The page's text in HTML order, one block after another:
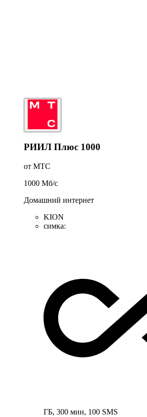
РИИЛ Плюс 1000
от МТС
1000 Мб/c
Домашний интернет
KION
симка:
ГБ, 300 мин, 100 SMS